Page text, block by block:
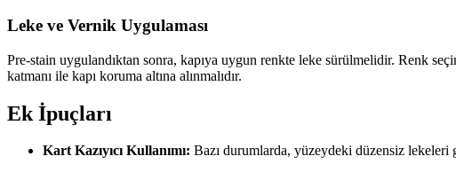
Leke ve Vernik Uygulaması
Pre-stain uygulandıktan sonra, kapıya uygun renkte leke sürülmelidir. Renk
katmanı ile kapı koruma altına alınmalıdır.
Ek İpuçları
Kart Kazıyıcı Kullanımı: Bazı durumlarda, yüzeydeki düzensiz